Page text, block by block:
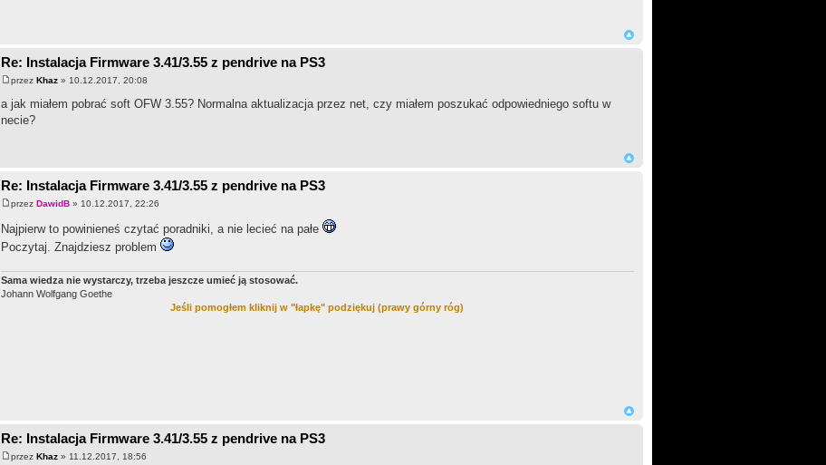
Re: Instalacja Firmware 3.41/3.55 z pendrive na PS3
przez Khaz» 10.12.2017, 20:08
a jak miałem pobrać soft OFW 3.55? Normalna aktualizacja przez net, czy miałem poszukać odpowiedniego softu w
necie?
Re: Instalacja Firmware 3.41/3.55 z pendrive na PS3
przez DawidB» 10.12.2017, 22:26
Najpierw to powinieneś czytać poradniki, a nie lecieć na pałe
Poczytaj. Znajdziesz problem
Sa­ma wie­dza nie wys­tar­czy, trze­ba jeszcze umieć ją stosować.
Johann Wolfgang Goethe
Jeśli pomogłem kliknij w "łapkę" podziękuj (prawy górny róg)
Re: Instalacja Firmware 3.41/3.55 z pendrive na PS3
przez Khaz» 11.12.2017, 18:56